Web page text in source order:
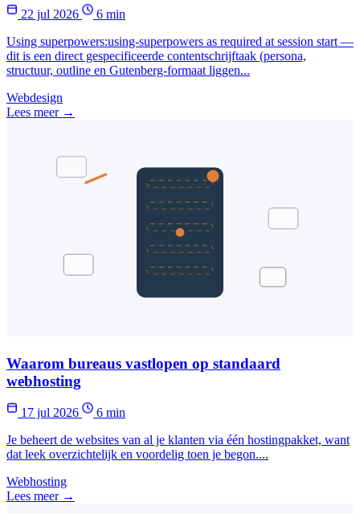
22 jul 2026
6 min
Using superpowers:using-superpowers as required at session start —
dit is een direct gespecificeerde contentschrijftaak (persona,
structuur, outline en Gutenberg-formaat liggen...
Webdesign
Lees meer →
Waarom bureaus vastlopen op standaard
webhosting
17 jul 2026
6 min
Je beheert de websites van al je klanten via één hostingpakket, want
dat leek overzichtelijk en voordelig toen je begon....
Webhosting
Lees meer →